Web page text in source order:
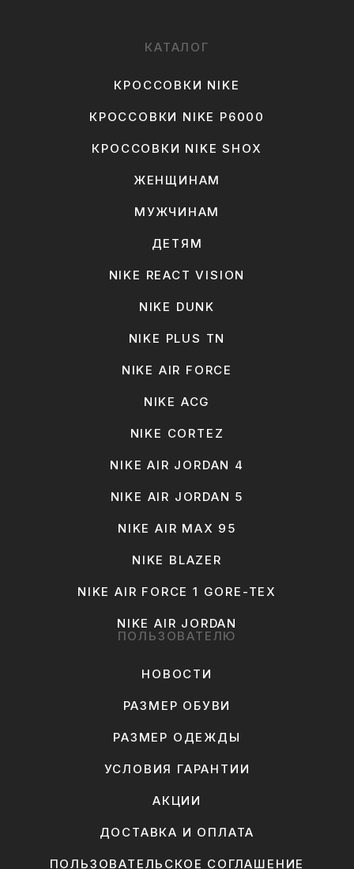
КАТАЛОГ
КРОССОВКИ NIKE
КРОССОВКИ NIKE P6000
КРОССОВКИ NIKE SHOX
ЖЕНЩИНАМ
МУЖЧИНАМ
ДЕТЯМ
NIKE REACT VISION
NIKE DUNK
NIKE PLUS TN
NIKE AIR FORCE
NIKE ACG
NIKE CORTEZ
NIKE AIR JORDAN 4
NIKE AIR JORDAN 5
NIKE AIR MAX 95
NIKE BLAZER
NIKE AIR FORCE 1 GORE-TEX
NIKE AIR JORDAN
ПОЛЬЗОВАТЕЛЮ
НОВОСТИ
РАЗМЕР ОБУВИ
РАЗМЕР ОДЕЖДЫ
УСЛОВИЯ ГАРАНТИИ
АКЦИИ
ДОСТАВКА И ОПЛАТА
ПОЛЬЗОВАТЕЛЬСКОЕ СОГЛАШЕНИЕ